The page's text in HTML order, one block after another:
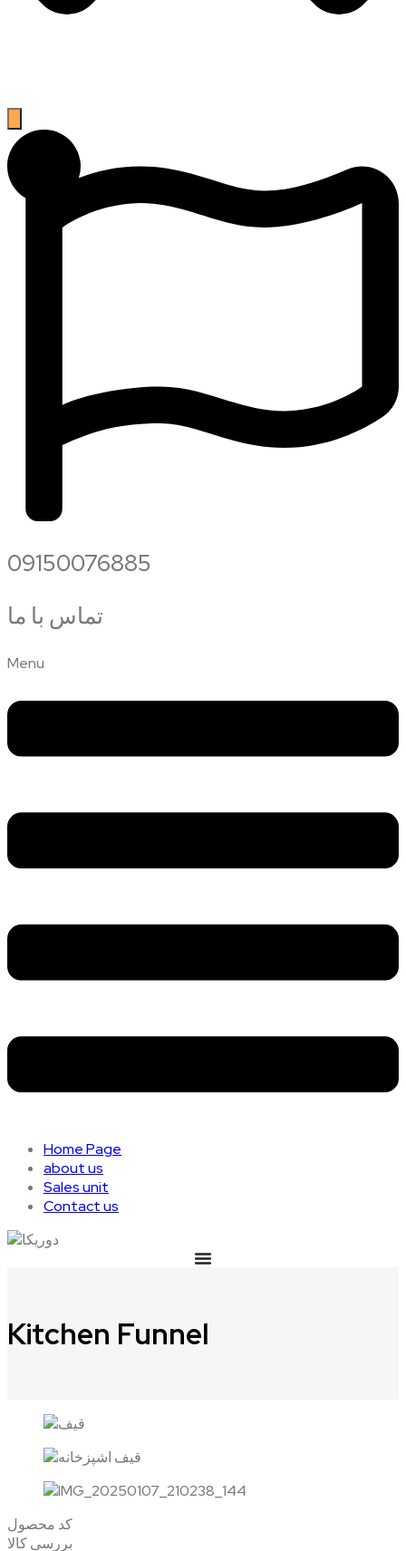
09150076885
تماس با ما
Menu
Home Page
about us
Sales unit
Contact us
Kitchen Funnel
کد محصول
بررسی کالا